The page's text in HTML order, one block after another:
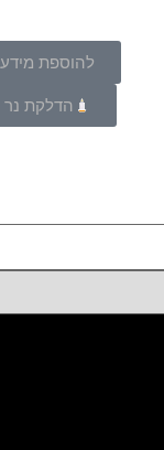
להוספת מידע
הדלקת נר